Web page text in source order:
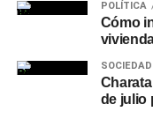
POLÍTICA
Cómo
SOCIEDAD
de julio